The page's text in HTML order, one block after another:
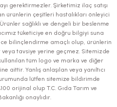
olmalı.
gerektirmezler. Şirketimiz ilaç satışı
ürünlerin çeşitleri hastalıkları önleyici
sağlıklı ve dengeli bir beslenme
tüketiciye en doğru bilgiyi suna
bilinçlendirme amaçlı olup, ürünlerin
veya tavsiye yerine geçmez. Sitemizde
tüm logo ve marka ve diğer
Yanlış anlaşılan veya yanıltıcı
lütfen sitemize bildirimde
orijinal olup T.C. Gıda Tarım ve
onaylıdır.